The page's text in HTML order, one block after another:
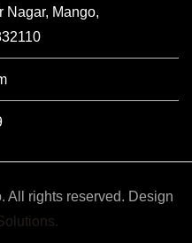
Nagar, Mango,
All rights reserved. Design